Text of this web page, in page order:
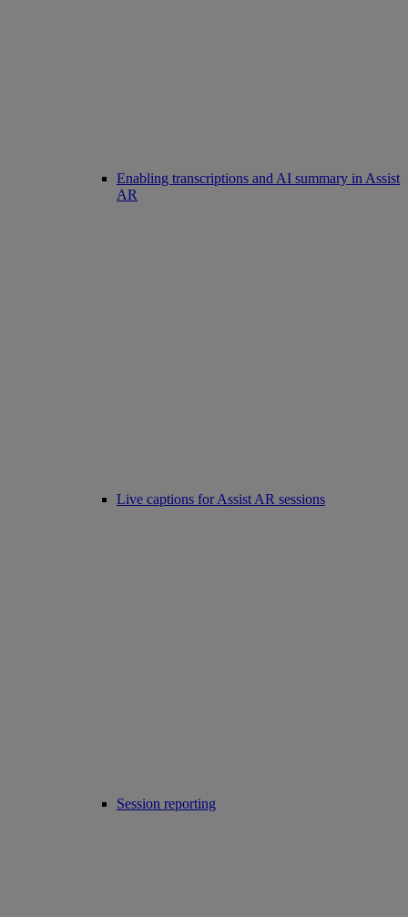
Enabling transcriptions and AI summary in Assist
AR
Live captions for Assist AR sessions
Session reporting